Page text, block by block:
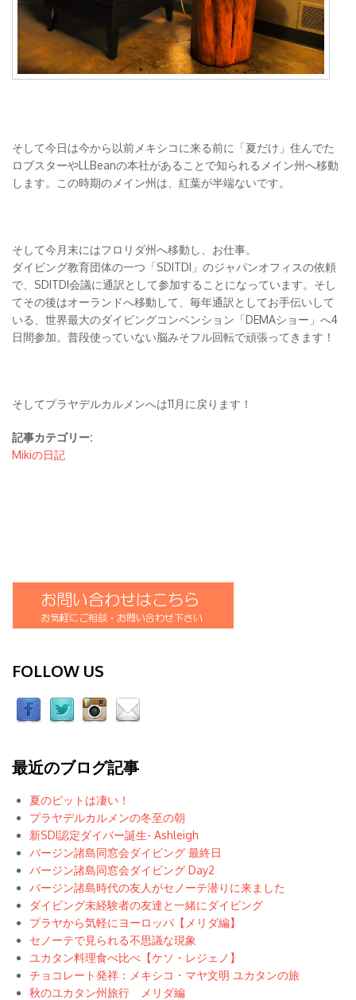
そして今日は今から以前メキシコに来る前に「夏だけ」住んでた
ロブスターやLLBeanの本社があることで知られるメイン州へ移動
します。この時期のメイン州は、紅葉が半端ないです。
そして今月末にはフロリダ州へ移動し、お仕事。
ダイビング教育団体の一つ「SDITDI」のジャパンオフィスの依頼
で、SDITDI会議に通訳として参加することになっています。そし
てその後はオーランドへ移動して、毎年通訳としてお手伝いして
いる、世界最大のダイビングコンベンション「DEMAショー」へ4
日間参加。普段使っていない脳みそフル回転で頑張ってきます！
そしてプラヤデルカルメンへは11月に戻ります！
記事カテゴリー:
Mikiの日記
FOLLOW US
最近のブログ記事
夏のピットは凄い！
プラヤデルカルメンの冬至の朝
新SDI認定ダイバー誕生- Ashleigh
バージン諸島同窓会ダイビング 最終日
バージン諸島同窓会ダイビング Day2
バージン諸島時代の友人がセノーテ潜りに来ました
ダイビング未経験者の友達と一緒にダイビング
プラヤから気軽にヨーロッパ【メリダ編】
セノーテで見られる不思議な現象
ユカタン料理食べ比べ【ケソ・レジェノ】
チョコレート発祥：メキシコ・マヤ文明 ユカタンの旅
秋のユカタン州旅行 メリダ編